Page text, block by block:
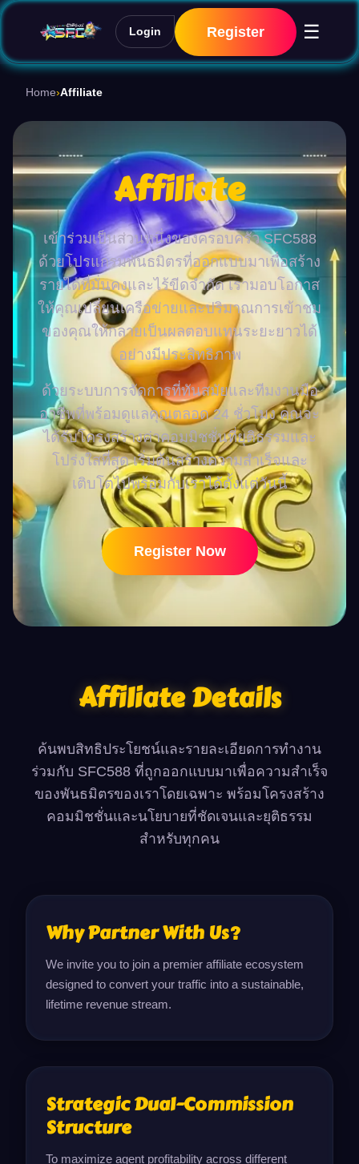
Login Register ☰
Home›Affiliate
Affiliate
เข้าร่วมเป็นส่วนหนึ่งของครอบครัว SFC588
ด้วยโปรแกรมพันธมิตรที่ออกแบบมาเพื่อสร้าง
รายได้ที่มั่นคงและไร้ขีดจำกัด เรามอบโอกาส
ให้คุณเปลี่ยนเครือข่ายและปริมาณการเข้าชม
ของคุณให้กลายเป็นผลตอบแทนระยะยาวได้
อย่างมีประสิทธิภาพ
ด้วยระบบการจัดการที่ทันสมัยและทีมงานมือ
อาชีพที่พร้อมดูแลคุณตลอด 24 ชั่วโมง คุณจะ
ได้รับโครงสร้างค่าคอมมิชชั่นที่ยุติธรรมและ
โปร่งใสที่สุด เริ่มต้นสร้างความสำเร็จและ
เติบโตไปพร้อมกับเราได้ตั้งแต่วันนี้
Register Now
Affiliate Details
ค้นพบสิทธิประโยชน์และรายละเอียดการทำงาน
ร่วมกับ SFC588 ที่ถูกออกแบบมาเพื่อความสำเร็จ
ของพันธมิตรของเราโดยเฉพาะ พร้อมโครงสร้าง
คอมมิชชั่นและนโยบายที่ชัดเจนและยุติธรรม
สำหรับทุกคน
Why Partner With Us?
We invite you to join a premier affiliate ecosystem
designed to convert your traffic into a sustainable,
lifetime revenue stream.
Strategic Dual-Commission
Structure
To maximize agent profitability across different